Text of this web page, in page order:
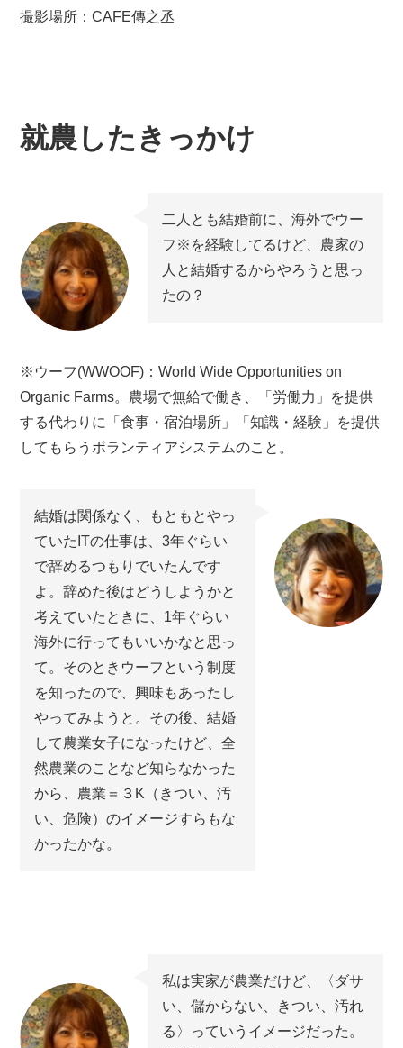
撮影場所：CAFE傳之丞
就農したきっかけ
二人とも結婚前に、海外でウー
フ※を経験してるけど、農家の
人と結婚するからやろうと思っ
たの？
※ウーフ(WWOOF)：World Wide Opportunities on
Organic Farms。農場で無給で働き、「労働力」を提供
する代わりに「食事・宿泊場所」「知識・経験」を提供
してもらうボランティアシステムのこと。
結婚は関係なく、もともとやっ
ていたITの仕事は、3年ぐらい
で辞めるつもりでいたんです
よ。辞めた後はどうしようかと
考えていたときに、1年ぐらい
海外に行ってもいいかなと思っ
て。そのときウーフという制度
を知ったので、興味もあったし
やってみようと。その後、結婚
して農業女子になったけど、全
然農業のことなど知らなかった
から、農業＝３K（きつい、汚
い、危険）のイメージすらもな
かったかな。
私は実家が農業だけど、〈ダサ
い、儲からない、きつい、汚れ
る〉っていうイメージだった。